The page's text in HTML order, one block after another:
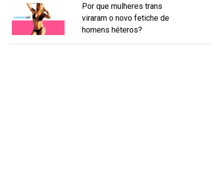
Por que mulheres trans
viraram o novo fetiche de
homens héteros?